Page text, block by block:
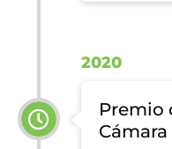
2020
Premio